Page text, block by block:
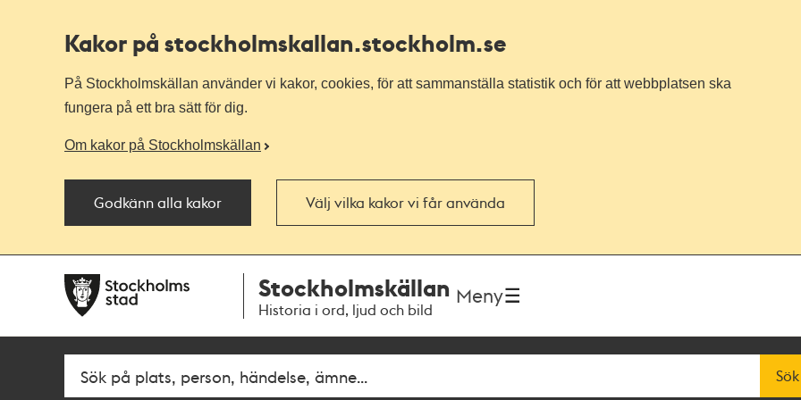
Kakor på stockholmskallan.stockholm.se
På Stockholmskällan använder vi kakor, cookies, för att sammanställa statistik och för att webbplatsen ska
fungera på ett bra sätt för dig.
Om kakor på Stockholmskällan
Godkänn alla kakor Välj vilka kakor vi får använda
navigationen
huvudinnehållet
Stockholmskällan
Historia i ord, ljud och bild
Meny
Fritextsök Sök